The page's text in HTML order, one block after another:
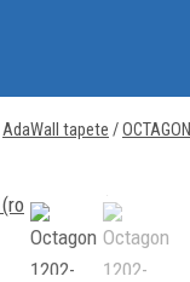
AdaWall tapete /OCTAGON